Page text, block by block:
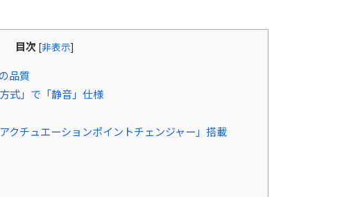
目次 [非表示]
品質
式」で「静音」仕様
クチュエーションポイントチェンジャー」搭載